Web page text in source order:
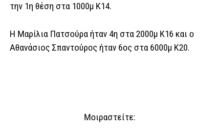
την 1η θέση στα 1000μ Κ14.
Η Μαρίλια Πατσούρα ήταν 4η στα 2000μ Κ16 και ο
Αθανάσιος Σπαντούρος ήταν 6ος στα 6000μ Κ20.
Μοιραστείτε: